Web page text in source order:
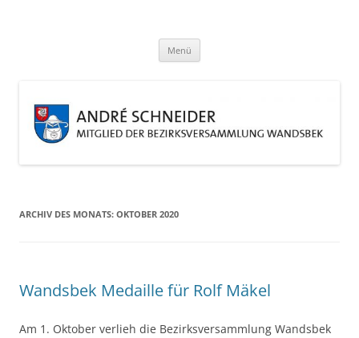
Menü
ARCHIV DES MONATS: OKTOBER 2020
Wandsbek Medaille für Rolf Mäkel
Am 1. Oktober verlieh die Bezirksversammlung Wandsbek